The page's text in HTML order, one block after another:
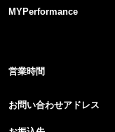
MYPerformance
営業時間
お問い合わせアドレス